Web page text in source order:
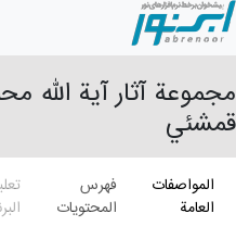
مجموعة آثار آية الله
قمشئي
المواصفات
العامة
فهرس
المحتويات